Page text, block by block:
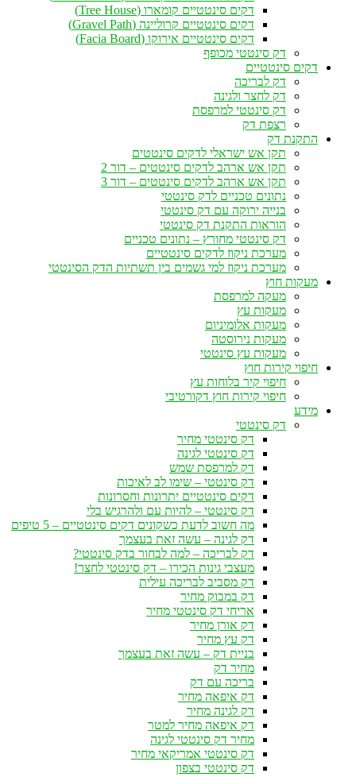
דקים סינטטיים קומארו (Tree House)
דקים סינטטיים קרוליינה (Gravel Path)
דקים סינטטיים אירוקו (Facia Board)
דק סינטטי מכופף
דקים סינטטיים
דק לבריכה
דק לחצר ולגינה
דק סינטטי למרפסת
רצפת דק
התקנת דק
תקן אש ישראלי לדקים סינטטים
תקן אש ארהב לדקים סינטטים – דור 2
תקן אש ארהב לדקים סינטטים – דור 3
נתונים טכניים לדק סינטטי
בנייה ירוקה עם דק סינטטי
הוראות התקנת דק סינטטי
דק סינטטי מחורץ – נתונים טכניים
מערכת ניקוז לדקים סינטטיים
מערכת ניקוז למי גשמים בין תשתיות הדק הסינטטי
מעקות חוץ
מעקה למרפסת
מעקות עץ
מעקות אלומיניום
מעקות נירוסטה
מעקות עץ סינטטי
חיפוי קירות חוץ
חיפוי קיר בלוחות עץ
חיפוי קירות חוץ דקורטיבי
מידע
דק סינטטי
דק סינטטי מחיר
דק סינטטי לגינה
דק למרפסת שמש
דק סינטטי – שימו לב לאיכות
דקים סינטטיים יתרונות וחסרונות
דק סינטטי – להיות עם ולהרגיש בלי
מה חשוב לדעת כשקונים דקים סינטטיים – 5 טיפים
דק לגינה – עשה זאת בעצמך
דק לבריכה – למה לבחור בדק סינטטי?
מעצבי גינות הכירו – דק סינטטי לחצר!
דק מסביב לבריכה עילית
דק במבוק מחיר
אריחי דק סינטטי מחיר
דק אורן מחיר
דק עץ מחיר
בניית דק – עשה זאת בעצמך
מחיר דק
בריכה עם דק
דק איפאה מחיר
דק לגינה מחיר
דק איפאה מחיר למטר
מחיר דק סינטטי לגינה
דק סינטטי אמריקאי מחיר
דק סינטטי בצפון